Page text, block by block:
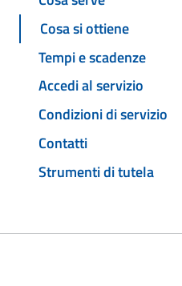
Cosa si ottiene
Tempi e scadenze
Accedi al servizio
Condizioni di servizio
Contatti
Strumenti di tutela